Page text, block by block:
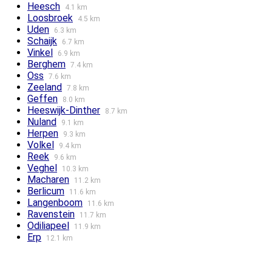
Heesch
4.1 km
Loosbroek 4.5 km
Uden 6.3 km
Schaijk 6.7 km
Vinkel 6.9 km
Berghem 7.4 km
Oss 7.6 km
Zeeland 7.8 km
Geffen 8.0 km
Heeswijk-Dinther 8.7 km
Nuland 9.1 km
Herpen 9.3 km
Volkel 9.4 km
Reek 9.6 km
Veghel 10.3 km
Macharen 11.2 km
Berlicum 11.6 km
Langenboom 11.6 km
Ravenstein 11.7 km
Odiliapeel 11.9 km
Erp 12.1 km